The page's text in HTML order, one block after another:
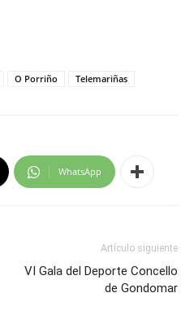
O Porriño Telemariñas
WhatsApp
Artículo siguiente
VI Gala del Deporte Concello
de Gondomar